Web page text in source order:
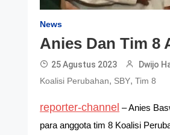
News
Anies Dan Tim 8
25 Agustus 2023 Dwijo
Koalisi Perubahan, SBY,Tim 8
reporter-channel – Anies
para anggota tim 8 Koalisi